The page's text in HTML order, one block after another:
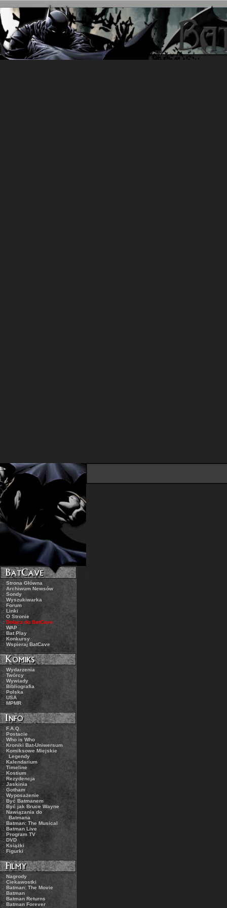
.: Strona Główna
.: Archiwum Newsów
.: Sondy
.:Wyszukiwarka
.: Forum
.: Linki
.: O Stronie
.: Dołącz do BatCave
.: WAP
.: Bat Play
.: Konkursy
.: Wspieraj BatCave
.: Wydarzenia
.: Twórcy
.: Wywiady
.:Bibliografia
.: Polska
.: USA
.: MPMR
.: F.A.Q.
.: Postacie
.: Who is Who
.:Kroniki Bat-Uniwersum
.: Komiksowe Miejskie
Legendy
.: Kalendarium
.: Timeline
.: Kostium
.: Rezydencja
.: Jaskinia
.: Gotham
.:Wyposażenie
.: Być Batmanem
.: Być jak Bruce Wayne
.: Nawiązania do
Batmana
.:Batman: The Musical
.: Batman Live
.: Program TV
.: DVD
.:Książki
.: Figurki
.: Nagrody
.: Ciekawostki
.: Batman: The Movie
.:Batman
.: Batman Returns
.: Batman Forever